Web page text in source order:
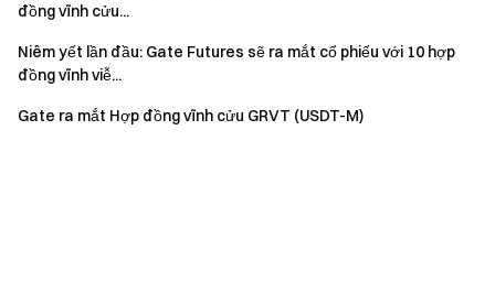
đồng vĩnh cửu...
Niêm yết lần đầu: Gate Futures sẽ ra mắt cổ phiếu với 10 hợp
đồng vĩnh viễ...
Gate ra mắt Hợp đồng vĩnh cửu GRVT (USDT-M)